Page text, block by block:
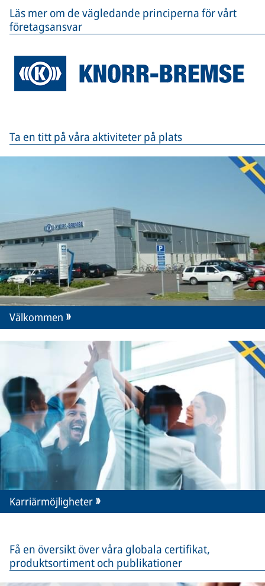
Läs mer om de vägledande principerna för vårt
företagsansvar
Ta en titt på våra aktiviteter på plats
Välkommen
Karriärmöjligheter
Få en översikt över våra globala certifikat,
produktsortiment och publikationer